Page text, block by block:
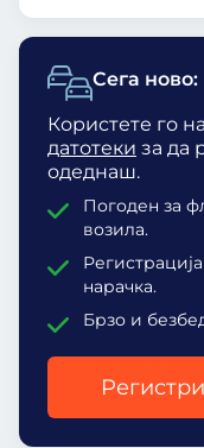
Сега
Користете го
датотеки за да
одеднаш.
Погоден за
возила.
нарачка.
Брзо и